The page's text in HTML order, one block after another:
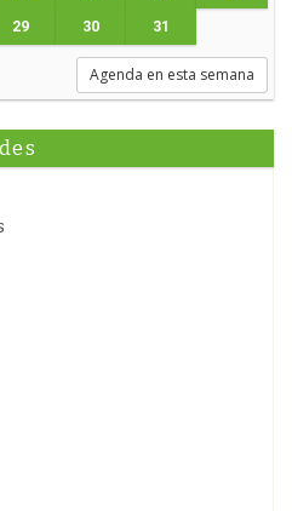
29 30 31
Agenda en esta semana